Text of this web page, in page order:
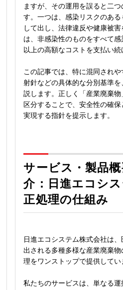
ますが、その運用を誤ると二
す。一つは、感染リスクのあ
して出し、法律違反や健康被
は、非感染性のものをすべて
以上の高額なコストを支払い続
この記事では、特に混同され
射針などの具体的な分別基準
説します。正しく「産業廃棄
区分することで、安全性の確
実現する指針を提示します。
サービス・製品
介：日進エコシ
正処理の仕組み
日進エコシステム株式会社は
出される多種多様な産業廃棄
理をワンストップで提供してい
私たちのサービスは、単なる